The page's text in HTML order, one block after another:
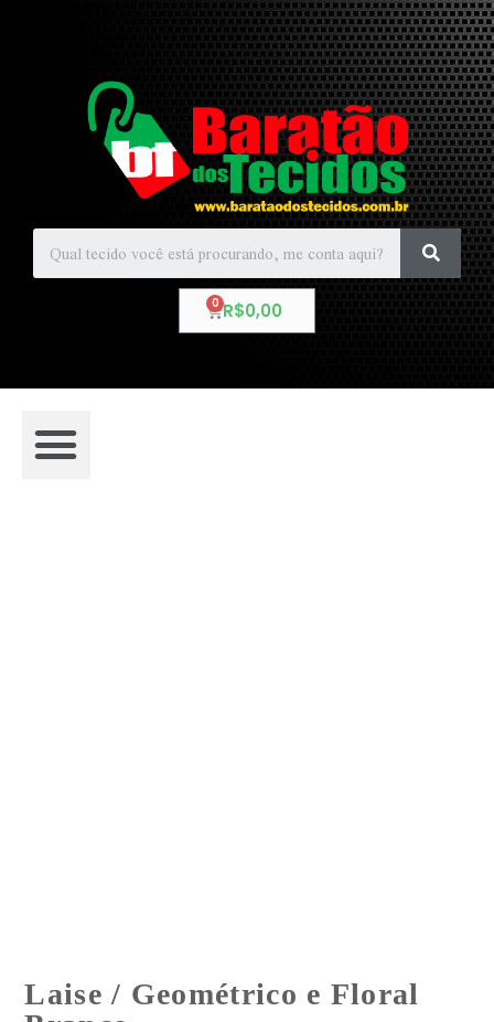
R$0,00
Laise / Geométrico e Floral